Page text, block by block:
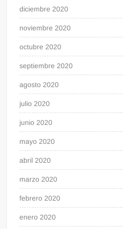
diciembre 2020
noviembre 2020
octubre 2020
septiembre 2020
agosto 2020
julio 2020
junio 2020
mayo 2020
abril 2020
marzo 2020
febrero 2020
enero 2020